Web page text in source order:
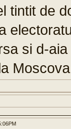
tintit de
si d-